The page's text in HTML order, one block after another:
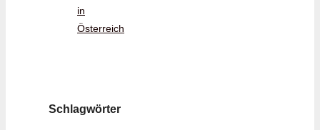
in
Österreich
Schlagwörter